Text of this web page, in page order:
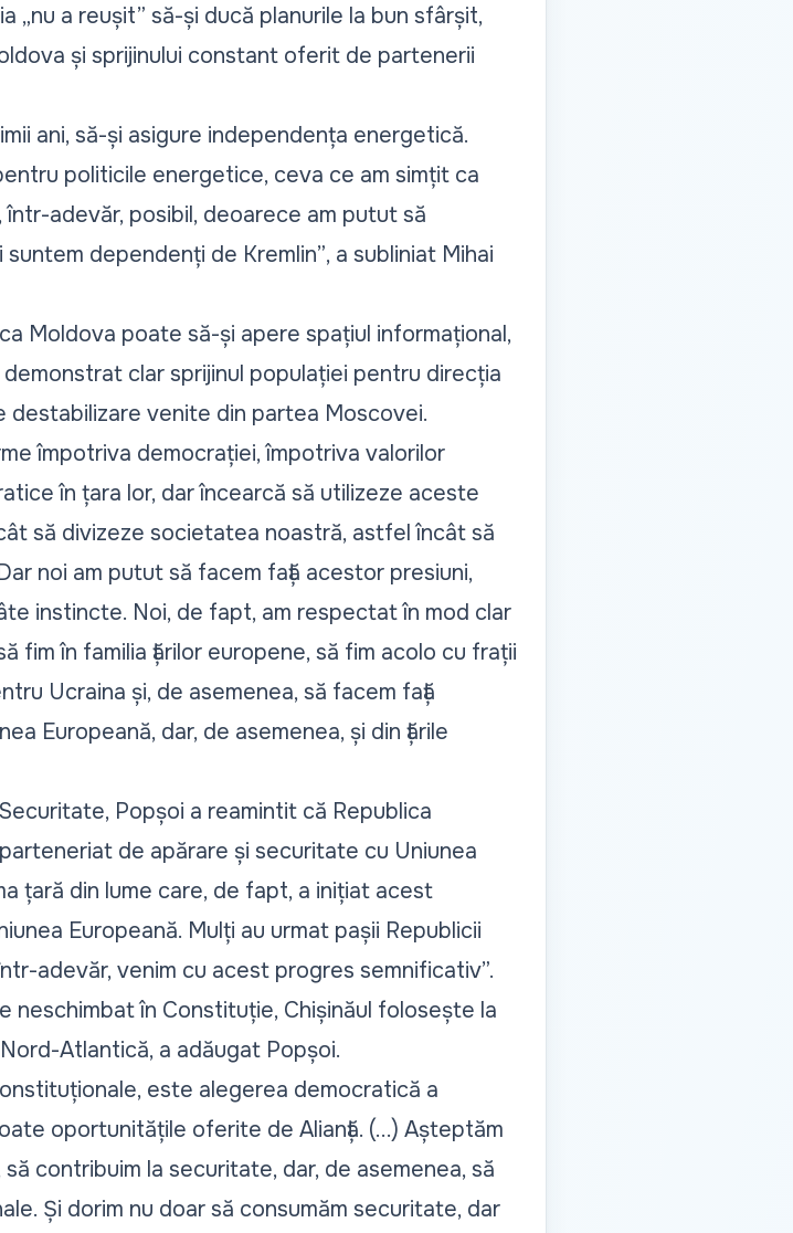
„nu a reușit” să-și ducă planurile la bun sfârșit,
și sprijinului constant oferit de partenerii
ani, să-și asigure independența energetică.
politicile energetice, ceva ce am simțit ca
adevăr, posibil, deoarece am putut să
dependenți de Kremlin”, a subliniat Mihai
Moldova poate să-și apere spațiul informațional,
clar sprijinul populației pentru direcția
venite din partea Moscovei.
împotriva democrației, împotriva valorilor
în țara lor, dar încearcă să utilizeze aceste
să divizeze societatea noastră, astfel încât să
noi am putut să facem față acestor presiuni,
instincte. Noi, de fapt, am respectat în mod clar
fim în familia țărilor europene, să fim acolo cu frații
Ucraina și, de asemenea, să facem față
Europeană, dar, de asemenea, și din țările
Popșoi a reamintit că Republica
de apărare și securitate cu Uniunea
țară din lume care, de fapt, a inițiat acest
Europeană. Mulți au urmat pașii Republicii
adevăr, venim cu acest progres semnificativ”.
în Constituție, Chișinăul folosește la
Atlantică, a adăugat Popșoi.
este alegerea democratică a
oportunitățile oferite de Alianță. (...) Așteptăm
contribuim la securitate, dar, de asemenea, să
Și dorim nu doar să consumăm securitate, dar